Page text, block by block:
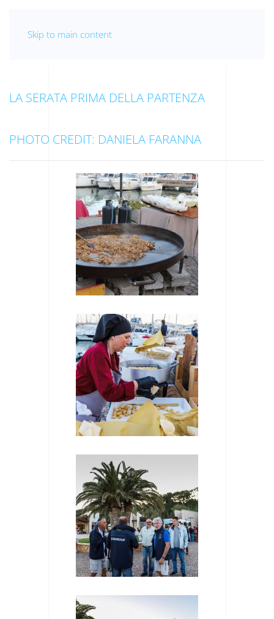
Skip to main content
LA SERATA PRIMA DELLA PARTENZA
PHOTO CREDIT: DANIELA FARANNA